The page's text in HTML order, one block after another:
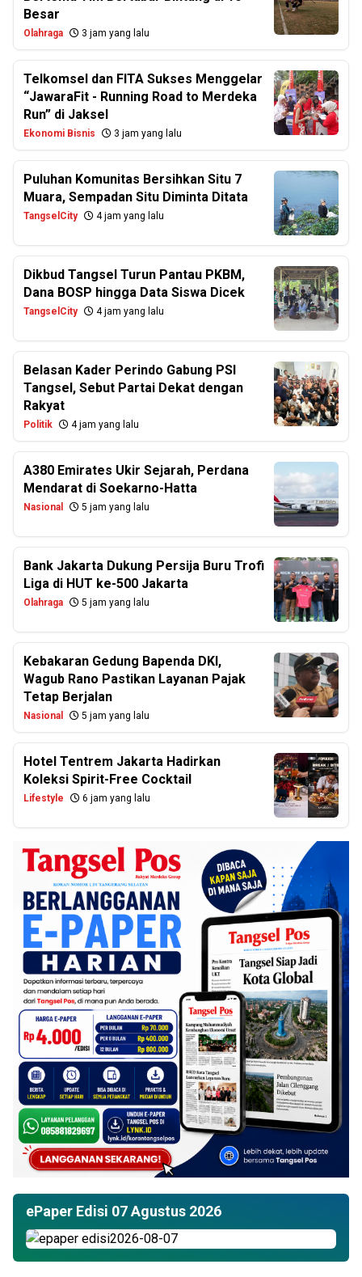
Besar
Olahraga 3 jam yang lalu
Telkomsel dan FITA Sukses Menggelar
“JawaraFit - Running Road to Merdeka
Run” di Jaksel
Ekonomi Bisnis 3 jam yang lalu
Puluhan Komunitas Bersihkan Situ 7
Muara, Sempadan Situ Diminta Ditata
TangselCity 4 jam yang lalu
Dikbud Tangsel Turun Pantau PKBM,
Dana BOSP hingga Data Siswa Dicek
TangselCity 4 jam yang lalu
Belasan Kader Perindo Gabung PSI
Tangsel, Sebut Partai Dekat dengan
Rakyat
Politik 4 jam yang lalu
A380 Emirates Ukir Sejarah, Perdana
Mendarat di Soekarno-Hatta
Nasional 5 jam yang lalu
Bank Jakarta Dukung Persija Buru Trofi
Liga di HUT ke-500 Jakarta
Olahraga 5 jam yang lalu
Kebakaran Gedung Bapenda DKI,
Wagub Rano Pastikan Layanan Pajak
Tetap Berjalan
Nasional 5 jam yang lalu
Hotel Tentrem Jakarta Hadirkan
Koleksi Spirit-Free Cocktail
Lifestyle 6 jam yang lalu
ePaper Edisi 07 Agustus 2026